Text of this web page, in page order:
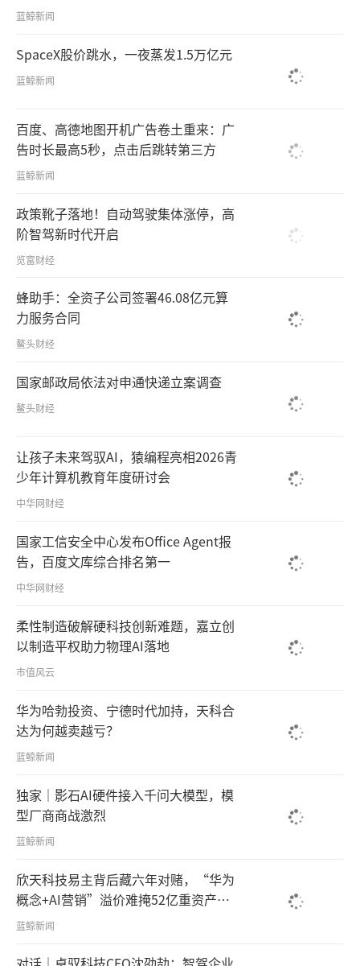
蓝鲸新闻
SpaceX股价跳水，一夜蒸发1.5万亿元
蓝鲸新闻
百度、高德地图开机广告卷土重来：广
告时长最高5秒，点击后跳转第三方
蓝鲸新闻
政策靴子落地！自动驾驶集体涨停，高
阶智驾新时代开启
览富财经
蜂助手：全资子公司签署46.08亿元算
力服务合同
鳌头财经
国家邮政局依法对申通快递立案调查
鳌头财经
让孩子未来驾驭AI，猿编程亮相2026青
少年计算机教育年度研讨会
中华网财经
国家工信安全中心发布Office Agent报
告，百度文库综合排名第一
中华网财经
柔性制造破解硬科技创新难题，嘉立创
以制造平权助力物理AI落地
市值风云
华为哈勃投资、宁德时代加持，天科合
达为何越卖越亏？
蓝鲸新闻
独家｜影石AI硬件接入千问大模型，模
型厂商商战激烈
蓝鲸新闻
欣天科技易主背后藏六年对赌，“华为
概念+AI营销”溢价难掩52亿重资产考
验
蓝鲸新闻